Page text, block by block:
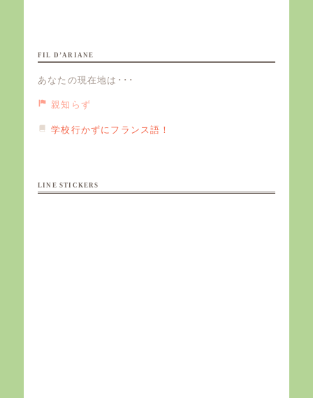
FIL D’ARIANE
あなたの現在地は･･･
親知らず
学校行かずにフランス語！
LINE STICKERS